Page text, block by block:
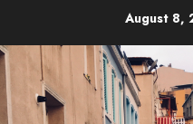
content
August